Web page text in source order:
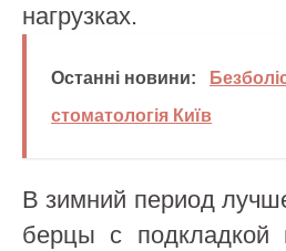
нагрузках.
Останні новини:
стоматологія Київ
В зимний период
берцы с подкладкой